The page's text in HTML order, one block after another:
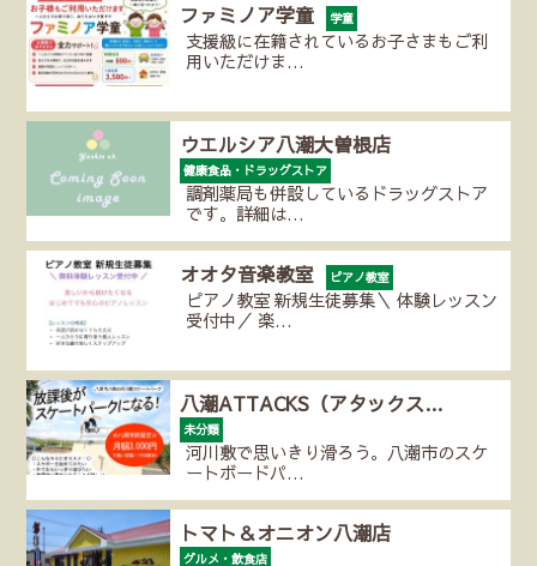
ファミノア学童 学童
支援級に在籍されているお子さまもご利
用いただけま…
ウエルシア八潮大曽根店
健康食品・ドラッグストア
調剤薬局も併設しているドラッグストア
です。詳細は…
オオタ音楽教室 ピアノ教室
ピアノ教室 新規生徒募集＼ 体験レッスン
受付中／ 楽…
八潮ATTACKS（アタックス…
未分類
河川敷で思いきり滑ろう。八潮市のスケ
ートボードパ…
トマト＆オニオン八潮店
グルメ・飲食店